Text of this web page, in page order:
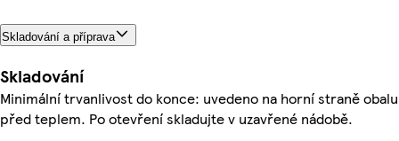
Skladování a příprava
Skladování
Minimální trvanlivost do konce: uvedeno na horní straně
před teplem. Po otevření skladujte v uzavřené nádobě.